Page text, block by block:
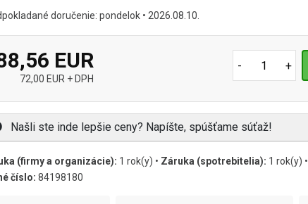
doručenie: pondelok • 2026.08.10.
EUR
72,00 EUR + DPH
- +
Našli ste inde lepšie ceny? Napíšte, spúšťame súťaž!
(firmy a organizácie): 1 rok(y) • Záruka (spotrebitelia): 1 rok(y) •
číslo: 84198180